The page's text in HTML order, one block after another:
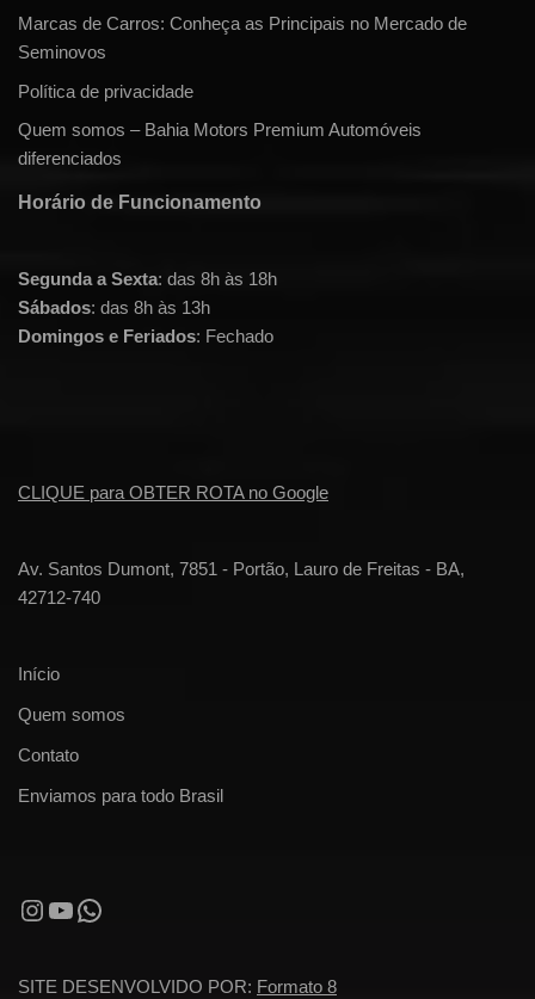
Marcas de Carros: Conheça as Principais no Mercado de
Seminovos
Política de privacidade
Quem somos – Bahia Motors Premium Automóveis
diferenciados
Horário de Funcionamento
Segunda a Sexta: das 8h às 18h
Sábados: das 8h às 13h
Domingos e Feriados: Fechado
CLIQUE para OBTER ROTA no Google
Av. Santos Dumont, 7851 - Portão, Lauro de Freitas - BA,
42712-740
Início
Quem somos
Contato
Enviamos para todo Brasil
SITE DESENVOLVIDO POR: Formato 8